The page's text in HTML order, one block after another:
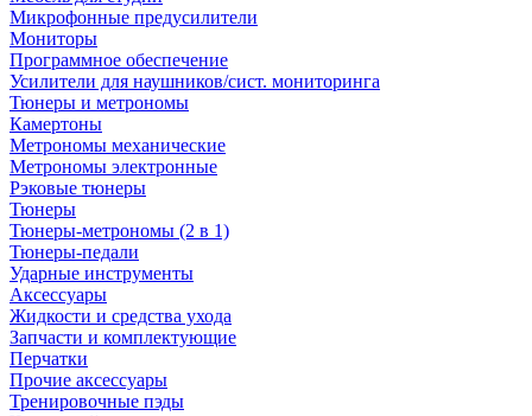
Микрофонные предусилители
Мониторы
Программное обеспечение
Усилители для наушников/сист. мониторинга
Тюнеры и метрономы
Камертоны
Метрономы механические
Метрономы электронные
Рэковые тюнеры
Тюнеры
Тюнеры-метрономы (2 в 1)
Тюнеры-педали
Ударные инструменты
Аксессуары
Жидкости и средства ухода
Запчасти и комплектующие
Перчатки
Прочие аксессуары
Тренировочные пэды